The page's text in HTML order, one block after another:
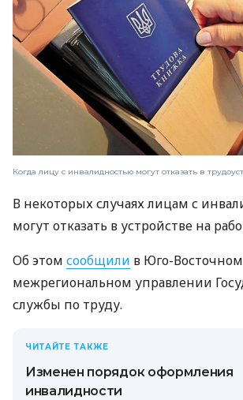
Когда лицу с инвалидностью могут отказать в
В некоторых случаях лицам с
могут отказать в устройстве на
Об этом сообщили в Юго-Восточном
межрегиональном управлении
службы по труду.
ЧИТАЙТЕ ТАКЖЕ
Изменен порядок оформления
инвалидности